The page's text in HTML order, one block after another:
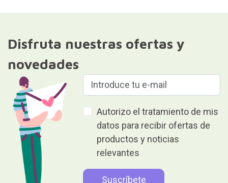
Disfruta nuestras ofertas y
novedades
Autorizo el tratamiento de mis
datos para recibir ofertas de
productos y noticias
relevantes